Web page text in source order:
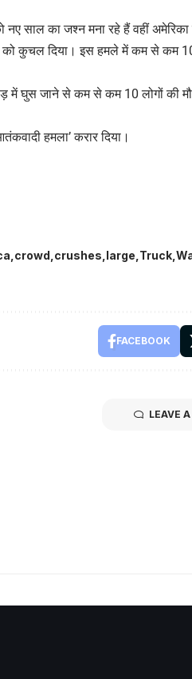
नए साल का जश्न मना रहे हैं वहीं
कुचल दिया। इस हमले में कम से कम 10
में घुस जाने से कम से कम 10 लोगों की
हमला’ करार दिया।
crowd crushes large Truck
FACEBOOK
LEAVE